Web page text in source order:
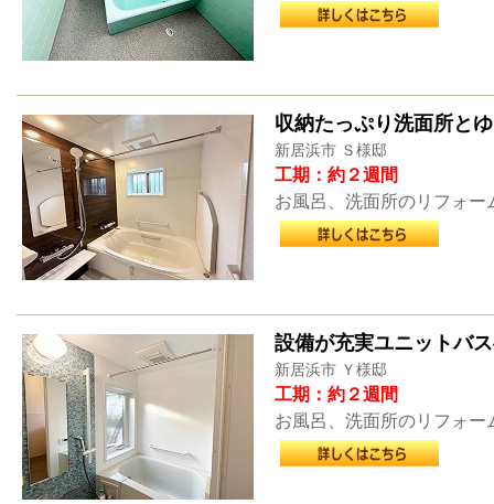
収納たっぷり洗面所と
新居浜市 Ｓ様邸
工期：約２週間
お風呂、洗面所のリフォー
設備が充実ユニットバ
新居浜市 Ｙ様邸
工期：約２週間
お風呂、洗面所のリフォー